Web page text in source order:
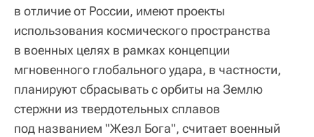
в отличие от России, имеют проекты
использования космического пространства
в военных целях в рамках концепции
мгновенного глобального удара, в частности,
планируют сбрасывать с орбиты на Землю
стержни из твердотельных сплавов
под названием "Жезл Бога", считает военный